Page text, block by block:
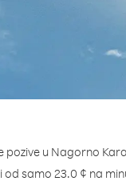
pozive u Nagorno
od samo 23.0 ¢ na